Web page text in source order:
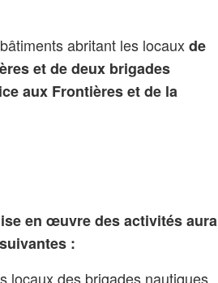
abritant les locauxde
et de deux brigades
aux Frontières et de la
en œuvre des activités aura
:
locaux des brigades nautiques